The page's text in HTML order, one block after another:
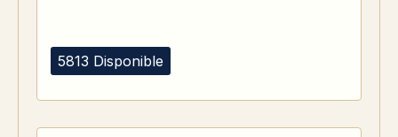
5813 Disponible